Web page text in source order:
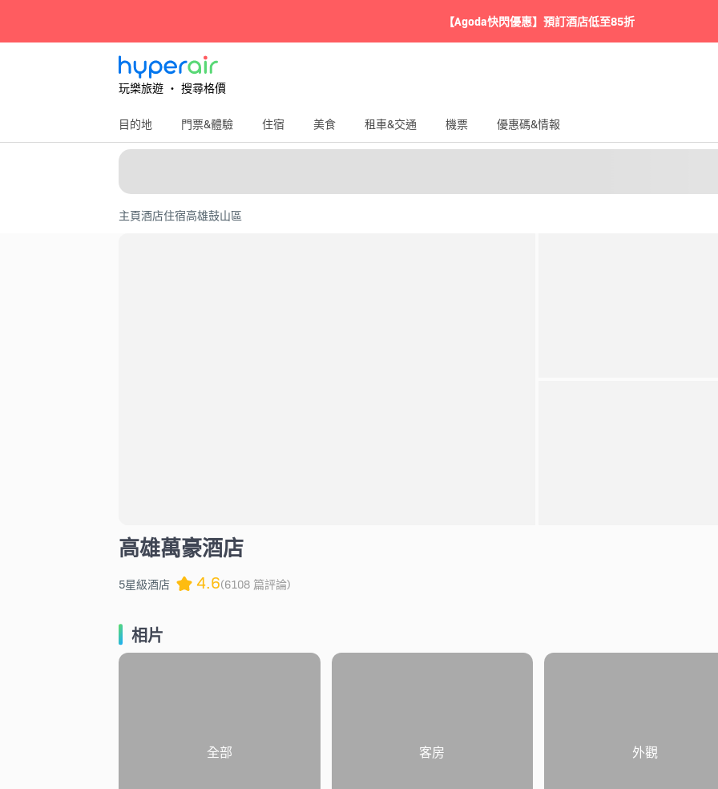
【Agoda快閃優惠】預訂酒店低至85折
玩樂旅遊 ‧ 搜尋格價
目的地 門票&體驗 住宿 美食 租車&交通 機票 優惠碼&情報
主頁酒店住宿高雄鼓山區
高雄萬豪酒店
5星級酒店 4.6(6108 篇評論)
相片
全部 客房 外觀